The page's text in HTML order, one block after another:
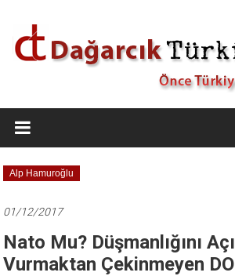
Dağarcık
Türkiye
Önce
Türkiye
Alp Hamuroğlu
01/12/2017
Nato Mu? Düşmanlığını
Vurmaktan Çekinmeyen